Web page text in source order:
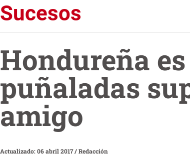
Sucesos
Hondureña
puñaladas
amigo
Actualizado: 06 abril 2017/Redacción